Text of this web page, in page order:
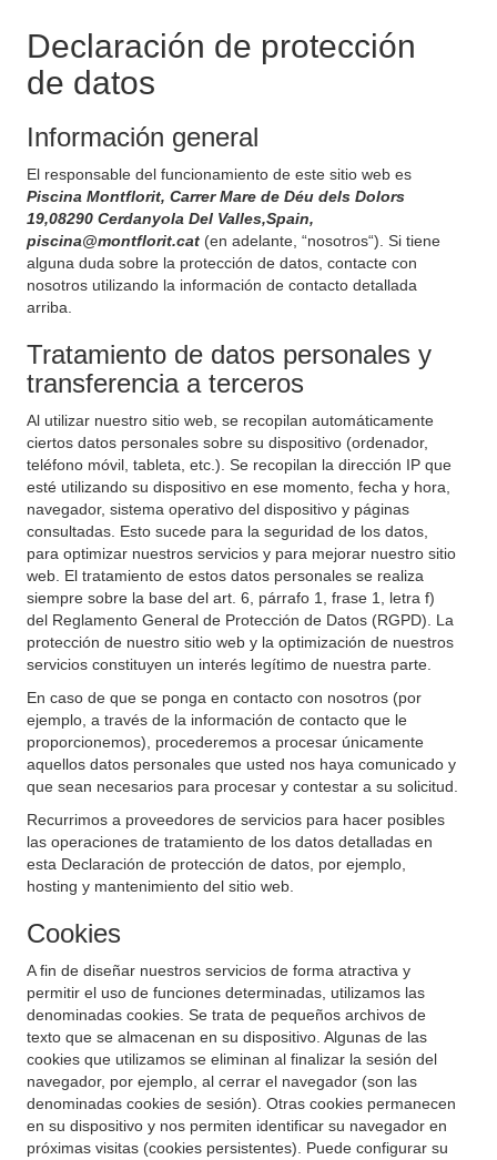
Declaración de protección
de datos
Información general
El responsable del funcionamiento de este sitio web es
Piscina Montflorit, Carrer Mare de Déu dels Dolors
19,08290 Cerdanyola Del Valles,Spain,
piscina@montflorit.cat (en adelante, “nosotros“). Si tiene
alguna duda sobre la protección de datos, contacte con
nosotros utilizando la información de contacto detallada
arriba.
Tratamiento de datos personales y
transferencia a terceros
Al utilizar nuestro sitio web, se recopilan automáticamente
ciertos datos personales sobre su dispositivo (ordenador,
teléfono móvil, tableta, etc.). Se recopilan la dirección IP que
esté utilizando su dispositivo en ese momento, fecha y hora,
navegador, sistema operativo del dispositivo y páginas
consultadas. Esto sucede para la seguridad de los datos,
para optimizar nuestros servicios y para mejorar nuestro sitio
web. El tratamiento de estos datos personales se realiza
siempre sobre la base del art. 6, párrafo 1, frase 1, letra f)
del Reglamento General de Protección de Datos (RGPD). La
protección de nuestro sitio web y la optimización de nuestros
servicios constituyen un interés legítimo de nuestra parte.
En caso de que se ponga en contacto con nosotros (por
ejemplo, a través de la información de contacto que le
proporcionemos), procederemos a procesar únicamente
aquellos datos personales que usted nos haya comunicado y
que sean necesarios para procesar y contestar a su solicitud.
Recurrimos a proveedores de servicios para hacer posibles
las operaciones de tratamiento de los datos detalladas en
esta Declaración de protección de datos, por ejemplo,
hosting y mantenimiento del sitio web.
Cookies
A fin de diseñar nuestros servicios de forma atractiva y
permitir el uso de funciones determinadas, utilizamos las
denominadas cookies. Se trata de pequeños archivos de
texto que se almacenan en su dispositivo. Algunas de las
cookies que utilizamos se eliminan al finalizar la sesión del
navegador, por ejemplo, al cerrar el navegador (son las
denominadas cookies de sesión). Otras cookies permanecen
en su dispositivo y nos permiten identificar su navegador en
próximas visitas (cookies persistentes). Puede configurar su